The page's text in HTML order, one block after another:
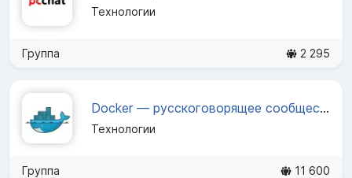
Технологии
Группа 2 295
Docker — русскоговорящее сообщество
Технологии
Группа 11 600